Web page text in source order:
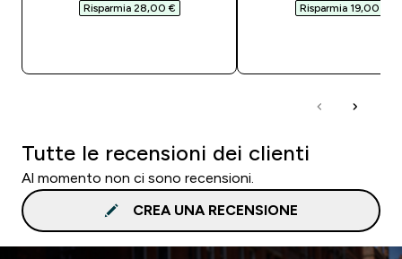
Risparmia 28,00 €‎
Risparmia 19,00 €‎
Tutte le recensioni dei clienti
Al momento non ci sono recensioni.
CREA UNA RECENSIONE